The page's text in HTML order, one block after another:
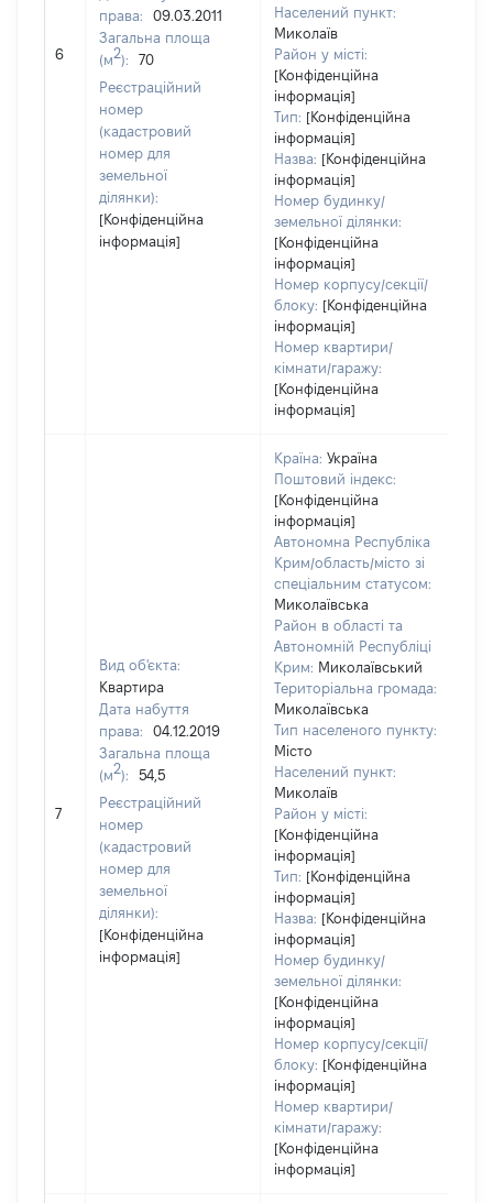
6
права:
09.03.2011
Загальна площа
(м2):
70
Реєстраційний
номер
(кадастровий
номер для
земельної
ділянки):
[Конфіденційна
інформація]
Населений пункт:
Миколаїв
Район у місті:
[Конфіденційна
інформація]
Тип: [Конфіденційна
інформація]
Назва: [Конфіденційна
інформація]
Номер будинку/
земельної ділянки:
[Конфіденційна
інформація]
Номер корпусу/секції/
блоку: [Конфіденційна
інформація]
Номер квартири/
кімнати/гаражу:
[Конфіденційна
інформація]
7
Вид об'єкта:
Квартира
Дата набуття
права:
04.12.2019
Загальна площа
(м2):
54,5
Реєстраційний
номер
(кадастровий
номер для
земельної
ділянки):
[Конфіденційна
інформація]
Країна: Україна
Поштовий індекс:
[Конфіденційна
інформація]
Автономна Республіка
Крим/область/місто зі
спеціальним статусом:
Миколаївська
Район в області та
Автономній Республіці
Крим: Миколаївський
Територіальна громада:
Миколаївська
Тип населеного пункту:
Місто
Населений пункт:
Миколаїв
Район у місті:
[Конфіденційна
інформація]
Тип: [Конфіденційна
інформація]
Назва: [Конфіденційна
інформація]
Номер будинку/
земельної ділянки:
[Конфіденційна
інформація]
Номер корпусу/секції/
блоку: [Конфіденційна
інформація]
Номер квартири/
кімнати/гаражу:
[Конфіденційна
інформація]